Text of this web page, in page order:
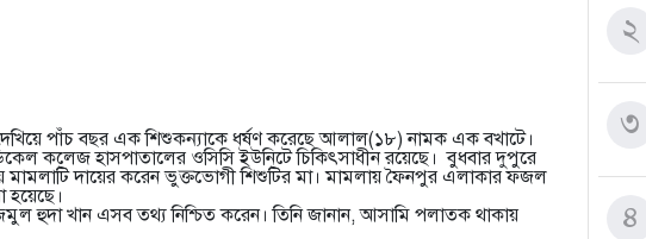
পাঁচ বছর এক শিশুকন্যাকে ধর্ষণ করেছে আলাল(১৮) নামক এক বখাটে।
কলেজ হাসপাতালের ওসিসি ইউনিটে চিকিৎসাধীন রয়েছে। বুধবার দুপুরে
মামলাটি দায়ের করেন ভুক্তভোগী শিশুটির মা। মামলায় ফৈনপুর এলাকার ফজল
হয়েছে।
হুদা খান এসব তথ্য নিশ্চিত করেন। তিনি জানান, আসামি পলাতক থাকায়
২
৩
৪